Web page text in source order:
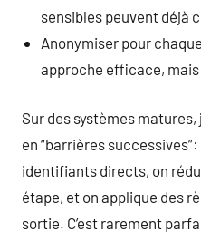
sensibles peuvent déjà
Anonymiser pour
approche efficace,
Sur des systèmes
en “barrières
identifiants directs, on
étape, et on applique des
sortie. C’est rarement